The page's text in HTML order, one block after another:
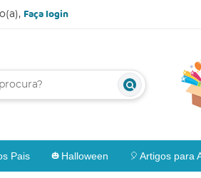
Faça login
Pais Halloween Artigos para